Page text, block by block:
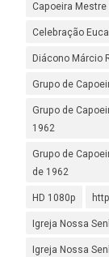
Capoeira Mestre
Celebração
Diácono Márcio
Grupo de
Grupo de
1962
Grupo de
de 1962
HD 1080p
Igreja Nossa
Igreja Nossa